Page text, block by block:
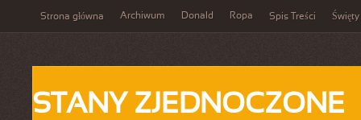
Strona główna Archiwum Donald Ropa Spis Treści Święty
STANY ZJEDNOCZONE